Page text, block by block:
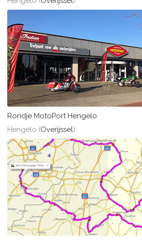
Rondje MotoPort Hengelo
Hengelo (Overijssel)